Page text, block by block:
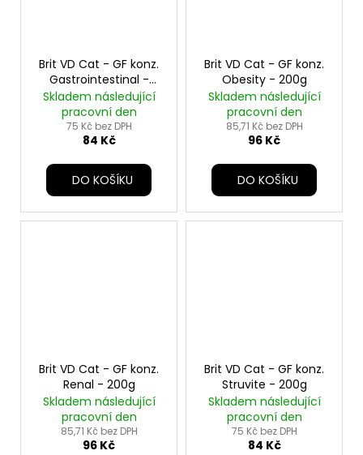
Brit VD Cat - GF konz.
Gastrointestinal -
200g
Skladem následující
pracovní den
75 Kč bez DPH
84 Kč
DO KOŠÍKU
Brit VD Cat - GF konz.
Obesity - 200g
Skladem následující
pracovní den
85,71 Kč bez DPH
96 Kč
DO KOŠÍKU
Brit VD Cat - GF konz.
Renal - 200g
Skladem následující
pracovní den
85,71 Kč bez DPH
96 Kč
Brit VD Cat - GF konz.
Struvite - 200g
Skladem následující
pracovní den
75 Kč bez DPH
84 Kč